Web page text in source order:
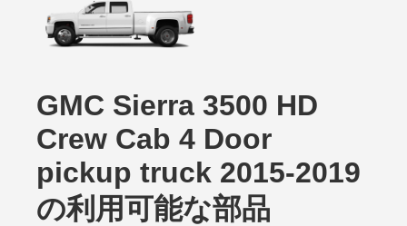
GMC Sierra 3500 HD
Crew Cab 4 Door
pickup truck 2015-2019
の利用可能な部品